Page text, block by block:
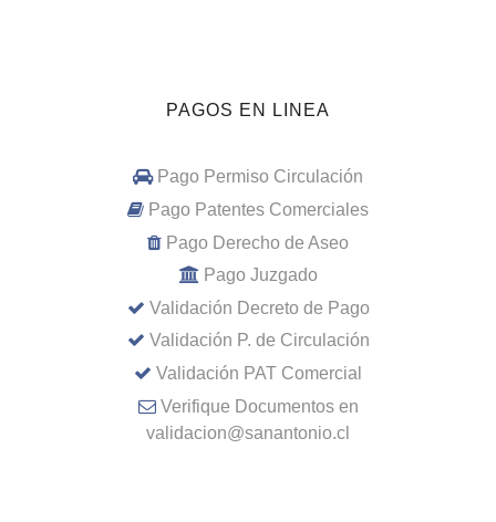
PAGOS EN LINEA
Pago Permiso Circulación
Pago Patentes Comerciales
Pago Derecho de Aseo
Pago Juzgado
Validación Decreto de Pago
Validación P. de Circulación
Validación PAT Comercial
Verifique Documentos en
validacion@sanantonio.cl